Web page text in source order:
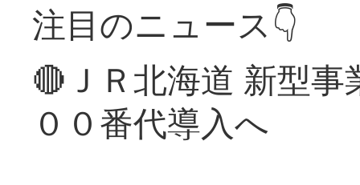
注目のニュース👇
🔴ＪＲ北海道 新型
００番代導入へ